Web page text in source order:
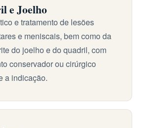
e Joelho
e tratamento de lesões
e meniscais, bem como da
do joelho e do quadril, com
conservador ou cirúrgico
a indicação.